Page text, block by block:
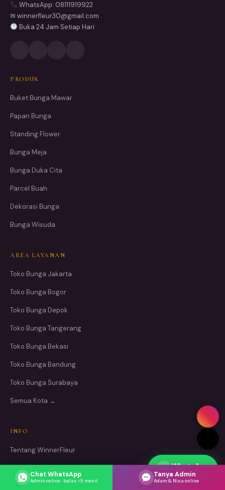
WhatsApp: 08111919922
✉ winnerfleur30@gmail.com
Buka 24 Jam Setiap Hari
PRODUK
Buket Bunga Mawar
Papan Bunga
Standing Flower
Bunga Meja
Bunga Duka Cita
Parcel Buah
Dekorasi Bunga
Bunga Wisuda
AREA LAYANAN
Toko Bunga Jakarta
Toko Bunga Bogor
Toko Bunga Depok
Toko Bunga Tangerang
Toko Bunga Bekasi
Toko Bunga Bandung
Toko Bunga Surabaya
Semua Kota →
INFO
Tentang WinnerFleur
Daftar Harga
Blog & Tips
WhatsApp
Respons cepat
Chat WhatsApp
Admin online · balas <5 menit
Tanya Admin
Adam & Nisa online